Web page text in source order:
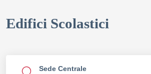
Edifici Scolastici
Sede Centrale